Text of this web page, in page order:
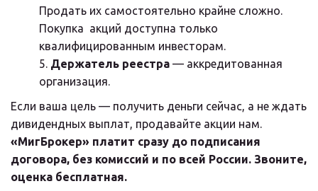
Продать их самостоятельно крайне сложно.
Покупка  акций доступна только
квалифицированным инвесторам.
Держатель реестра — аккредитованная
организация.
Если ваша цель — получить деньги сейчас, а не ждать
«МигБрокер» платит сразу до подписания
договора, без комиссий и по всей России. Звоните,
оценка бесплатная.